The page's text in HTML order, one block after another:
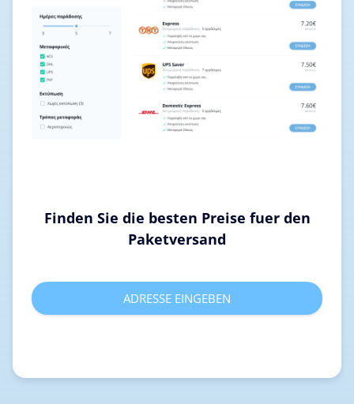
Finden Sie die besten Preise fuer den
Paketversand
ADRESSE EINGEBEN